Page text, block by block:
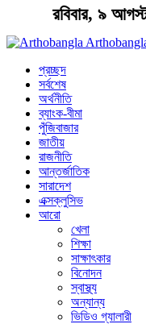
রবিবার, ৯
প্রচ্ছদ
সর্বশেষ
অর্থনীতি
ব্যাংক-বীমা
পুঁজিবাজার
জাতীয়
রাজনীতি
আন্তর্জাতিক
সারাদেশ
এক্সক্লুসিভ
আরো
খেলা
শিক্ষা
সাক্ষাৎকার
বিনোদন
স্বাস্থ্য
অন্যান্য
ভিডিও গ্যালারী